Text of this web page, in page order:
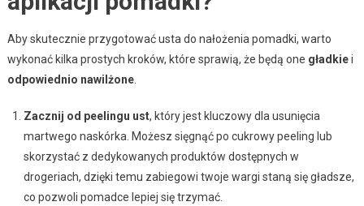
Aby skutecznie przygotować usta do nałożenia pomadki, warto
wykonać kilka prostych kroków, które sprawią, że będą one gładkiei
odpowiednio nawilżone.
Zacznij od peelingu ust, który jest kluczowy dla usunięcia
martwego naskórka. Możesz sięgnąć po cukrowy peeling lub
skorzystać z dedykowanych produktów dostępnych w
drogeriach, dzięki temu zabiegowi twoje wargi staną się gładsze,
co pozwoli pomadce lepiej się trzymać.